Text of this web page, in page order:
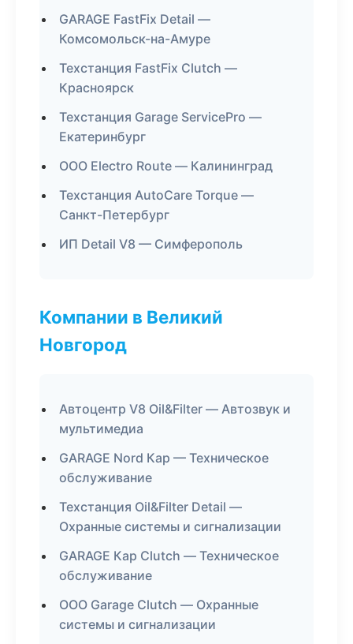
GARAGE FastFix Detail —
Комсомольск-на-Амуре
Техстанция FastFix Clutch —
Красноярск
Техстанция Garage ServicePro —
Екатеринбург
ООО Electro Route — Калининград
Техстанция AutoCare Torque —
Санкт-Петербург
ИП Detail V8 — Симферополь
Компании в Великий
Новгород
Автоцентр V8 Oil&Filter — Автозвук и
мультимедиа
GARAGE Nord Кар — Техническое
обслуживание
Техстанция Oil&Filter Detail —
Охранные системы и сигнализации
GARAGE Кар Clutch — Техническое
обслуживание
ООО Garage Clutch — Охранные
системы и сигнализации